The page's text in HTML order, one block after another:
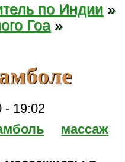
по Индии »
Гоа »
- 19:02
массаж